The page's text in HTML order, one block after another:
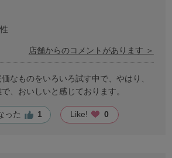
店舗からのコメントがあります ＞
なものをいろいろ試す中で、やはり、
、おいしいと感じております。
った 1 Like! 0